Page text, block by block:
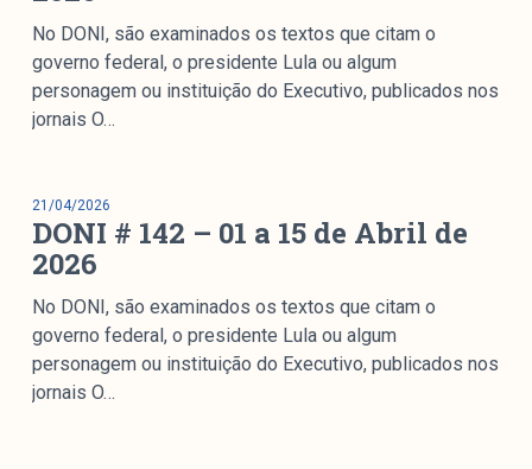
No DONI, são examinados os textos que citam o
governo federal, o presidente Lula ou algum
personagem ou instituição do Executivo, publicados nos
jornais O…
21/04/2026
DONI # 142 – 01 a 15 de Abril de
2026
No DONI, são examinados os textos que citam o
governo federal, o presidente Lula ou algum
personagem ou instituição do Executivo, publicados nos
jornais O…